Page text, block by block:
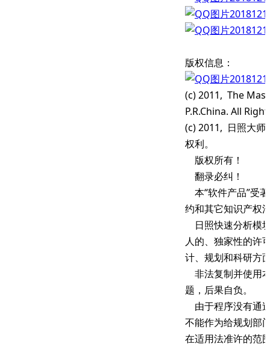
版权信息：
(c) 2011, The
P.R.China. All
(c) 2011, 日照大师
权利。
版权所有！
翻录必纠！
本“软件产品”受
约和其它知识产权
日照快速分析模
人的、独家性的许
计、规划和科研方
非法复制并使用
题，后果自负。
由于程序没有通
不能作为给规划部
在适用法准许的范